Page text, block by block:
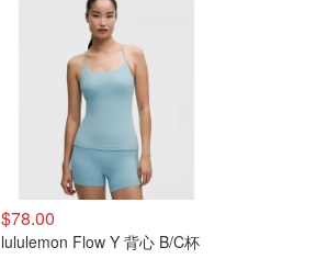
$78.00
lululemon Flow Y 背心 B/C杯